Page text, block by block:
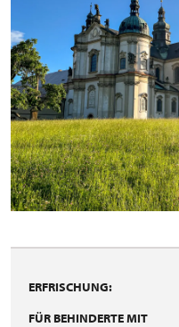
ERFRISCHUNG:
FÜR BEHINDERTE MIT